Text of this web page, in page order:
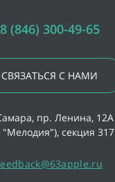
8 (846) 300-49-65
СВЯЗАТЬСЯ С НАМИ
пр. Ленина, 12А
"Мелодия"), секция 317